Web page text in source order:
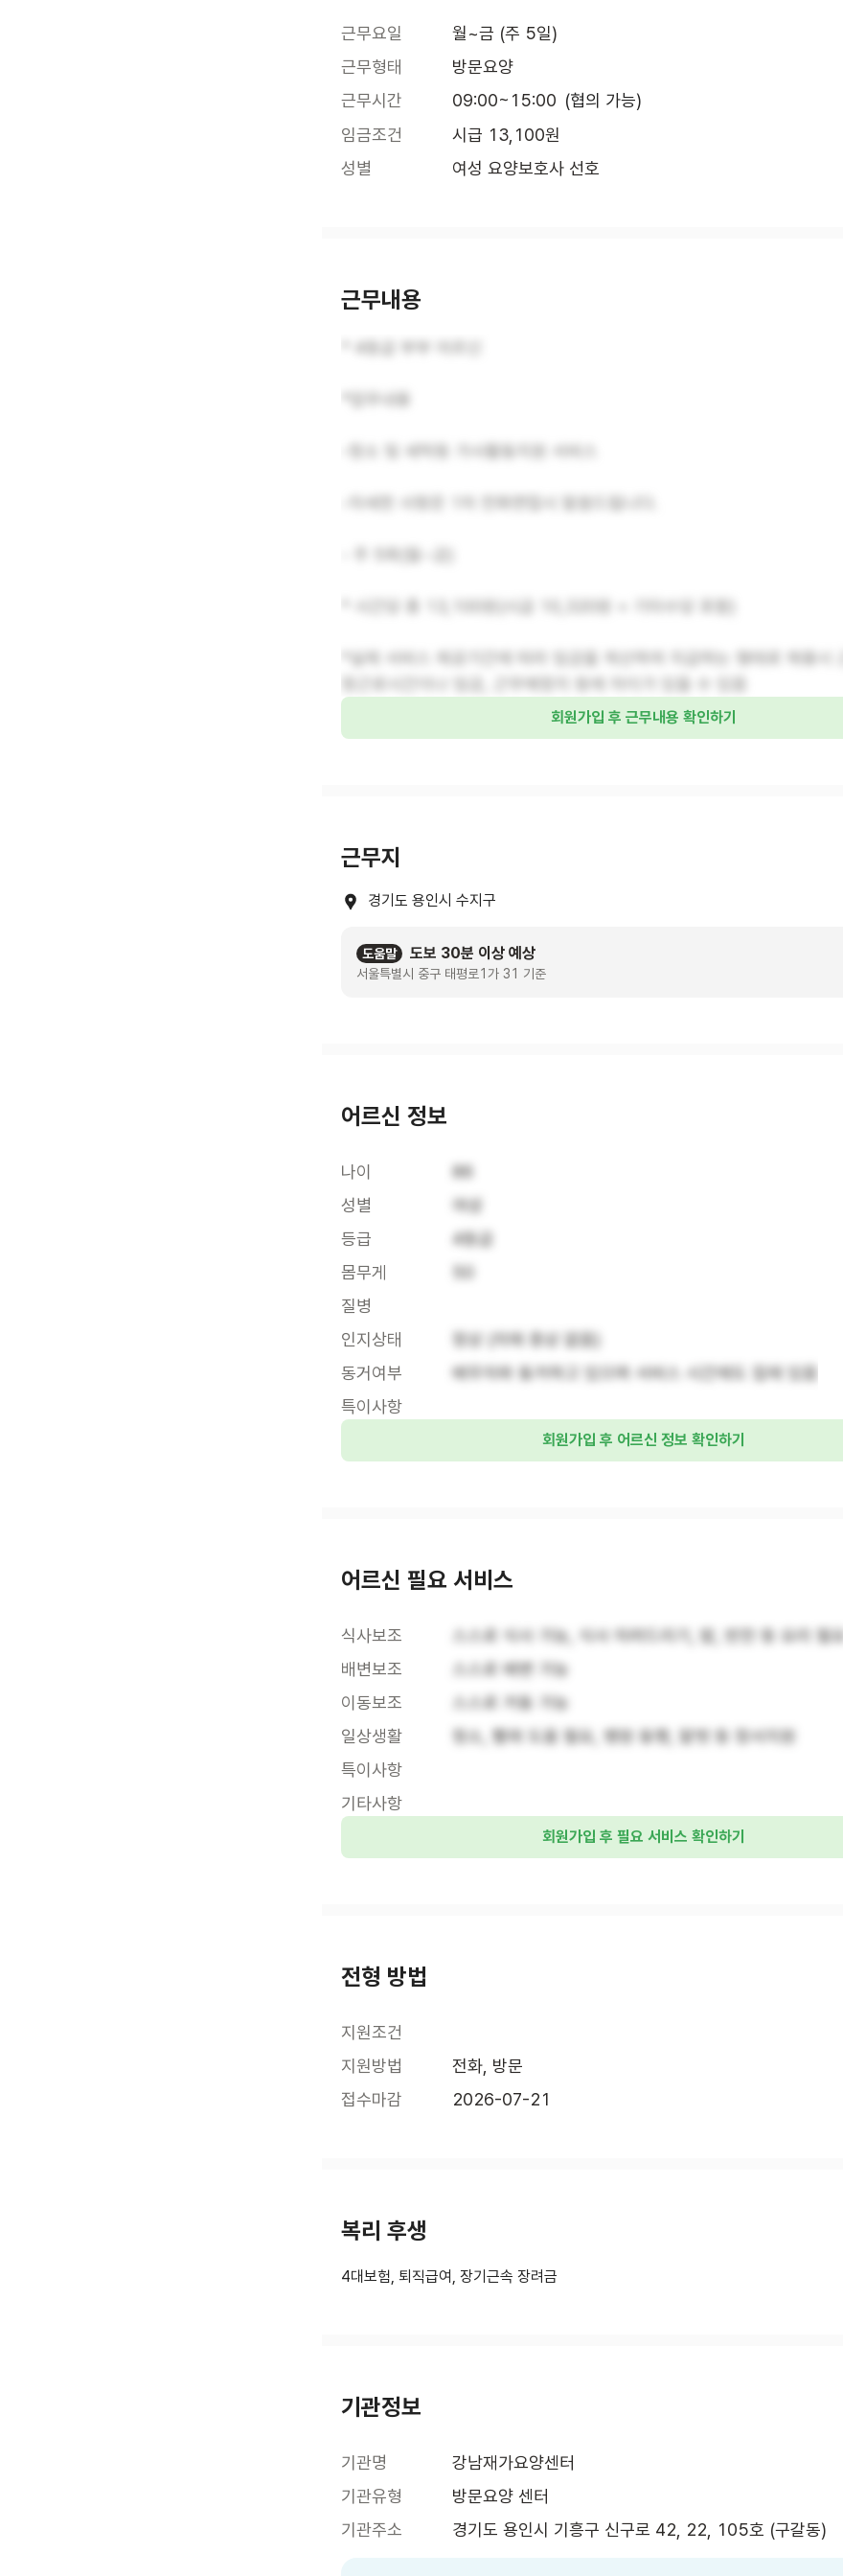
근무요일
월~금 (주 5일)
근무형태
방문요양
근무시간
09:00~15:00 (협의 가능)
임금조건
시급 13,100원
성별
여성 요양보호사 선호
근무내용
회원가입 후 근무내용 확인하기
근무지
경기도 용인시 수지구
도움말 도보 30분 이상 예상
서울특별시 중구 태평로1가 31 기준
어르신 정보
나이
86
성별
여성
등급
4등급
몸무게
50
질병
인지상태
정상 (치매 증상 없음)
동거여부
배우자와 동거하고 있으며 서비스 시간에도 집에 있음
특이사항
회원가입 후 어르신 정보 확인하기
어르신 필요 서비스
식사보조
스스로 식사 가능, 식사 차려드리기, 밥, 반찬 등 요리 필요
배변보조
스스로 배변 가능
이동보조
스스로 거동 가능
일상생활
청소, 빨래 도움 필요, 병원 동행, 말벗 등 정서지원
특이사항
기타사항
회원가입 후 필요 서비스 확인하기
전형 방법
지원조건
지원방법
전화, 방문
접수마감
2026-07-21
복리 후생
4대보험, 퇴직급여, 장기근속 장려금
기관정보
기관명
강남재가요양센터
기관유형
방문요양 센터
기관주소
경기도 용인시 기흥구 신구로 42, 22, 105호 (구갈동)